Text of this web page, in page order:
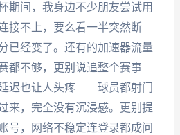
期间，我身边不少朋友尝试用
接不上，要么看一半突然断
已经变了。还有的加速器流量
都不够，更别说追整个赛事
迟也让人头疼——球员都射门
来，完全没有沉浸感。更别提
号，网络不稳定连登录都成问